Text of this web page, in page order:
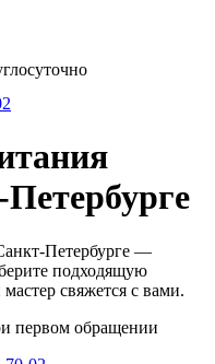
Петербурге —
подходящую
мастер свяжется с вами.
первом обращении